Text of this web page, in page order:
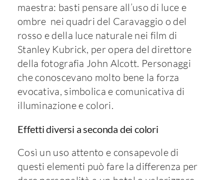
maestra: basti pensare all’uso di luce e
ombre nei quadri del Caravaggio o del
rosso e della luce naturale nei film di
Stanley Kubrick, per opera del direttore
della fotografia John Alcott. Personaggi
che conoscevano molto bene la forza
evocativa, simbolica e comunicativa di
illuminazione e colori.
Effetti diversi a seconda dei colori
Così un uso attento e consapevole di
questi elementi può fare la differenza per